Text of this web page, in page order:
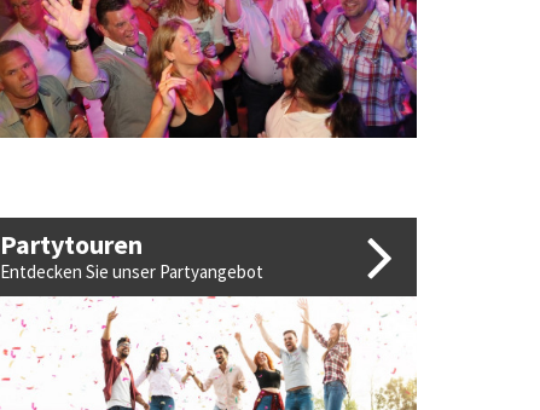
Partytouren
Entdecken Sie unser Partyangebot